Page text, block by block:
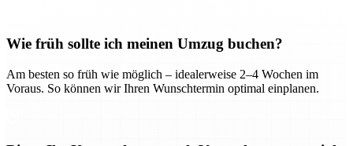
Wie früh sollte ich meinen Umzug buchen?
Am besten so früh wie möglich – idealerweise 2–4 Wochen im
Voraus. So können wir Ihren Wunschtermin optimal einplanen.